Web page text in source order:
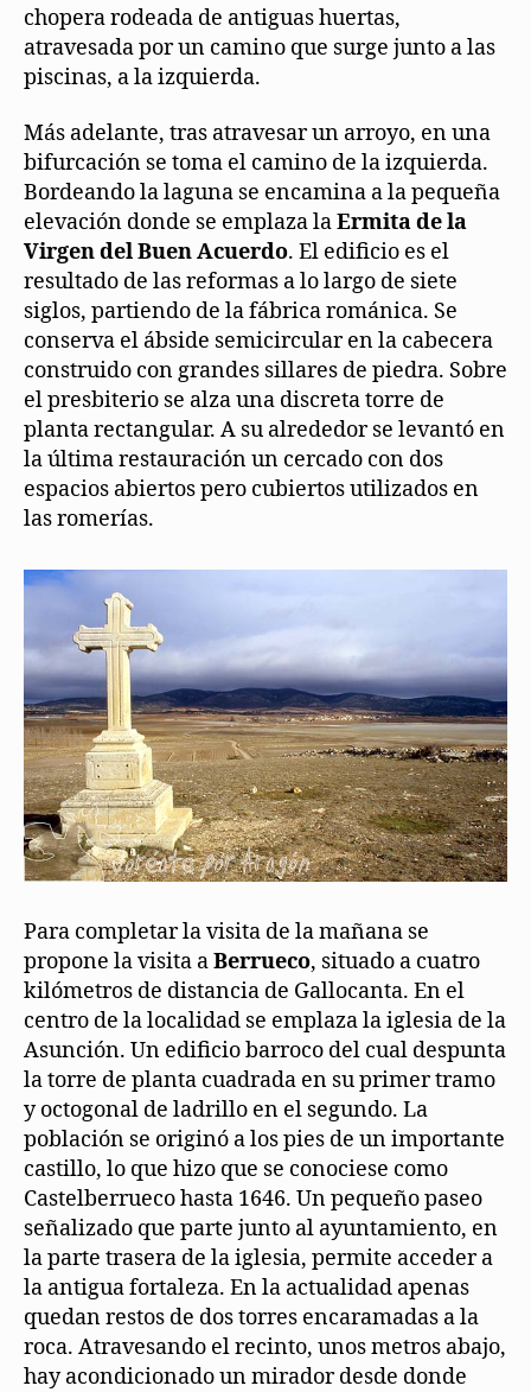
chopera rodeada de antiguas huertas,
atravesada por un camino que surge junto a las
piscinas, a la izquierda.
Más adelante, tras atravesar un arroyo, en una
bifurcación se toma el camino de la izquierda.
Bordeando la laguna se encamina a la pequeña
elevación donde se emplaza laErmita de la
Virgen del Buen Acuerdo. El edificio es el
resultado de las reformas a lo largo de siete
siglos, partiendo de la fábrica románica. Se
conserva el ábside semicircular en la cabecera
construido con grandes sillares de piedra. Sobre
el presbiterio se alza una discreta torre de
planta rectangular. A su alrededor se levantó en
la última restauración un cercado con dos
espacios abiertos pero cubiertos utilizados en
las romerías.
Para completar la visita de la mañana se
propone la visita aBerrueco, situado a cuatro
kilómetros de distancia de Gallocanta. En el
centro de la localidad se emplaza la iglesia de la
Asunción. Un edificio barroco del cual despunta
la torre de planta cuadrada en su primer tramo
y octogonal de ladrillo en el segundo. La
población se originó a los pies de un importante
castillo, lo que hizo que se conociese como
Castelberrueco hasta 1646. Un pequeño paseo
señalizado que parte junto al ayuntamiento, en
la parte trasera de la iglesia, permite acceder a
la antigua fortaleza. En la actualidad apenas
quedan restos de dos torres encaramadas a la
roca. Atravesando el recinto, unos metros abajo,
hay acondicionado un mirador desde donde